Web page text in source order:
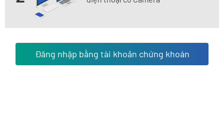
Đăng nhập bằng tài khoản chứng khoán